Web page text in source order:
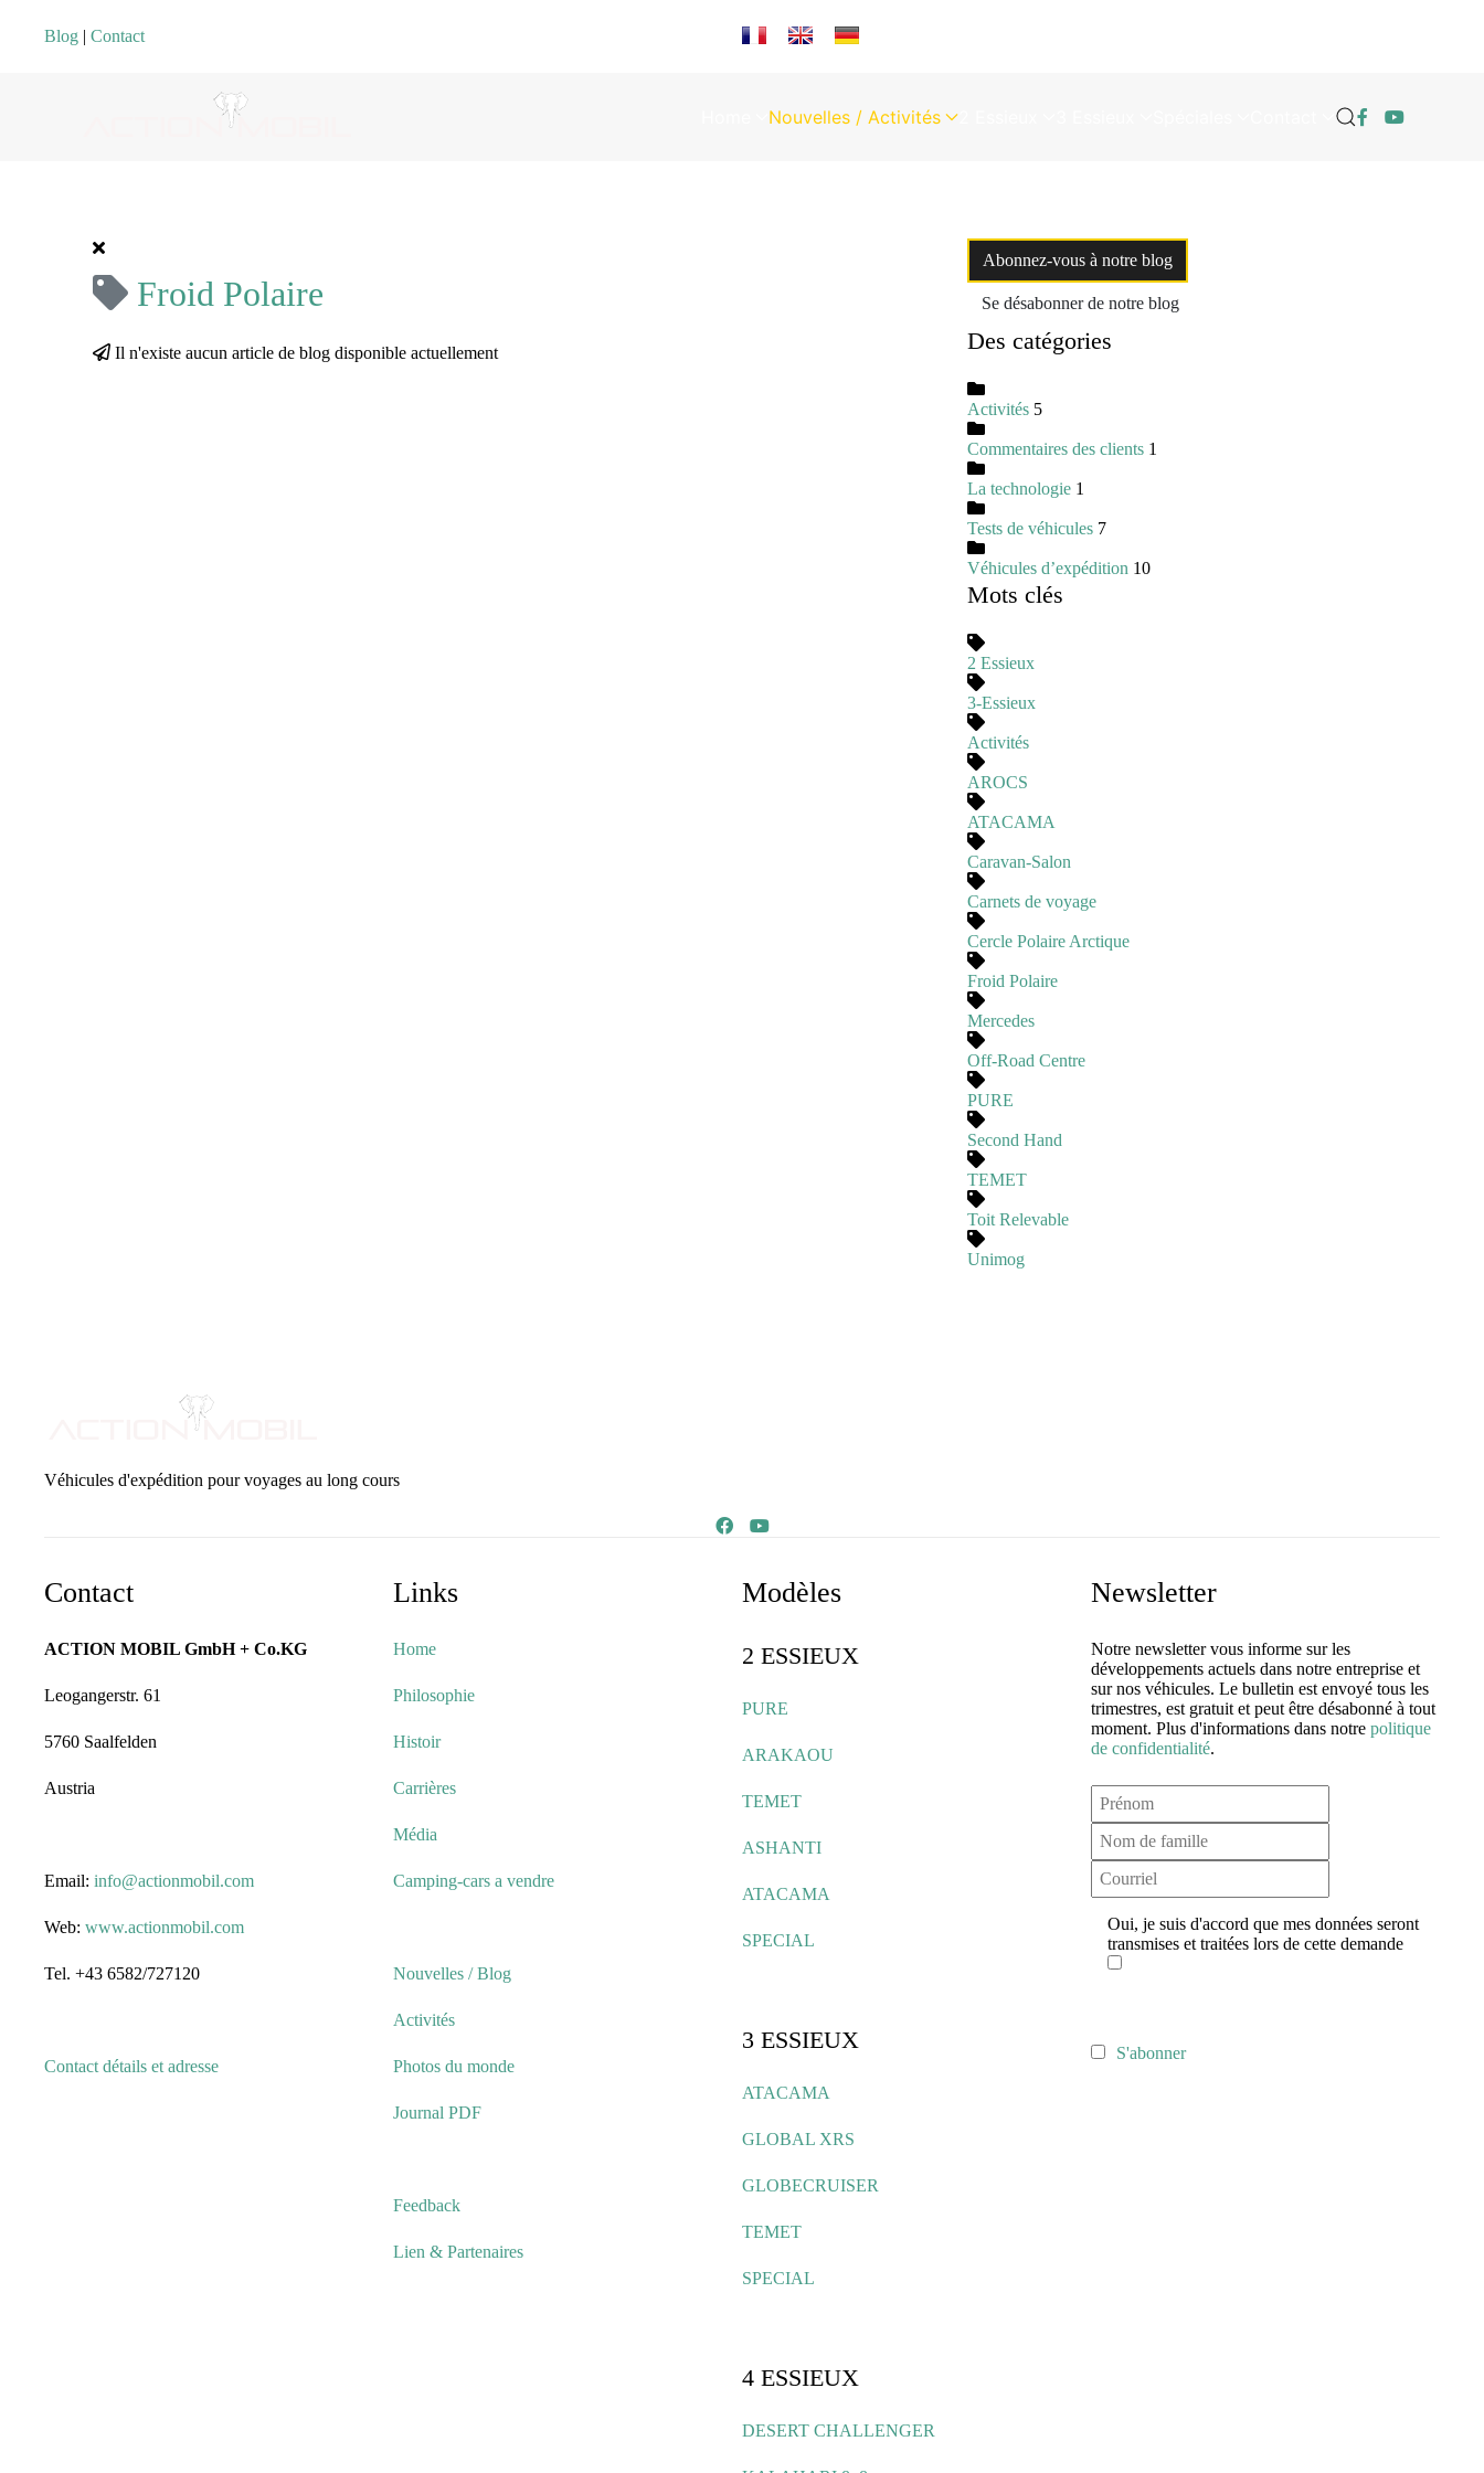
Blog | Contact Sélectionnez votre langue
Nouvelles / Activités
Froid Polaire
Il n'existe aucun article de blog disponible actuellement
Abonnez-vous à notre blog
Se désabonner de notre blog
Des catégories
Activités 5
Commentaires des clients 1
La technologie 1
Tests de véhicules 7
Véhicules d’expédition 10
Mots clés
2 Essieux
3-Essieux
Activités
AROCS
ATACAMA
Caravan-Salon
Carnets de voyage
Cercle Polaire Arctique
Froid Polaire
Mercedes
Off-Road Centre
PURE
Second Hand
TEMET
Toit Relevable
Unimog
Véhicules d'expédition pour voyages au long cours
Contact
ACTION MOBIL GmbH + Co.KG
Leogangerstr. 61
5760 Saalfelden
Austria
Email: info@actionmobil.com
Web: www.actionmobil.com
Tel. +43 6582/727120
Contact détails et adresse
Links
Home
Philosophie
Histoir
Carrières
Média
Camping-cars a vendre
Nouvelles / Blog
Activités
Photos du monde
Journal PDF
Feedback
Lien & Partenaires
Modèles
2 ESSIEUX
PURE
ARAKAOU
TEMET
ASHANTI
ATACAMA
SPECIAL
3 ESSIEUX
ATACAMA
GLOBAL XRS
GLOBECRUISER
TEMET
SPECIAL
4 ESSIEUX
DESERT CHALLENGER
Newsletter
Notre newsletter vous informe sur les
développements actuels dans notre entreprise et
sur nos véhicules. Le bulletin est envoyé tous les
trimestres, est gratuit et peut être désabonné à tout
moment. Plus d'informations dans notre politique
de confidentialité.
Oui, je suis d'accord que mes données seront
transmises et traitées lors de cette demande
S'abonner